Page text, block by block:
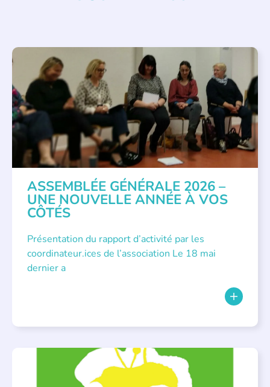
APPEL À SOUTIEN , VIE DE L'ASSOCIATION
ASSEMBLÉE GÉNÉRALE 2026 –
UNE NOUVELLE ANNÉE À VOS
CÔTÉS
Présentation du rapport d’activité par les
coordinateur.ices de l’association Le 18 mai
dernier a
BIBLIOTHÈQUES ÉVÉNEMENTS , LECTURE INDIVIDUALISÉE